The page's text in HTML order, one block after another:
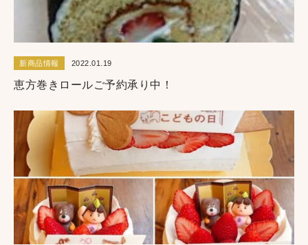
新商品情報 2022.01.19
恵方巻きロールご予約承り中！